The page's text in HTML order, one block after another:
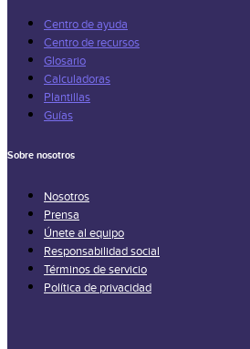
Centro de ayuda
Centro de recursos
Glosario
Calculadoras
Plantillas
Guías
Sobre nosotros
Nosotros
Prensa
Únete al equipo
Responsabilidad social
Términos de servicio
Política de privacidad